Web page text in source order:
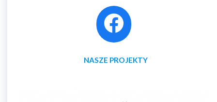
NASZE PROJEKTY